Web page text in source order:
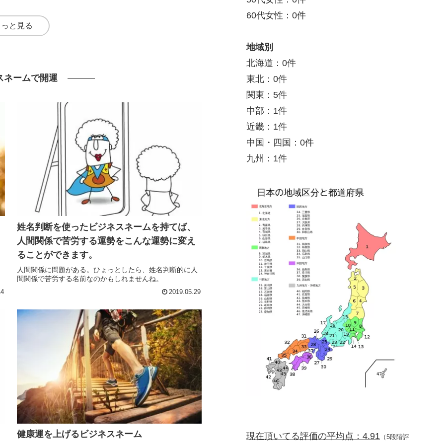
と見る
ネームで開運
姓名判断を使ったビジネスネームを持てば、
人間関係で苦労する運勢をこんな運勢に変え
ることができます。
人間関係に問題がある。ひょっとしたら、姓名判断的に人
間関係で苦労する名前なのかもしれませんね。
2019.05.29
健康運を上げるビジネスネーム
60代女性：0件
地域別
北海道：0件
東北：0件
関東：5件
中部：1件
近畿：1件
中国・四国：0件
九州：1件
現在頂いてる評価の平均点：4.91 （5段階評